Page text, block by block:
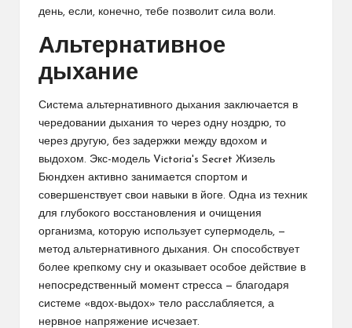
день, если, конечно, тебе позволит сила воли.
Альтернативное
дыхание
Система альтернативного дыхания заключается в
чередовании дыхания то через одну ноздрю, то
через другую, без задержки между вдохом и
выдохом. Экс-модель Victoria's Secret Жизель
Бюндхен активно занимается спортом и
совершенствует свои навыки в йоге. Одна из техник
для глубокого восстановления и очищения
организма, которую использует супермодель, —
метод альтернативного дыхания. Он способствует
более крепкому сну и оказывает особое действие в
непосредственный момент стресса — благодаря
системе «вдох-выдох» тело расслабляется, а
нервное напряжение исчезает.